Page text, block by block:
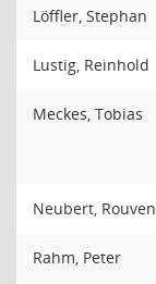
Löffler, Stephan
Lustig, Reinhold
Meckes, Tobias
Neubert, Rouven
Rahm, Peter